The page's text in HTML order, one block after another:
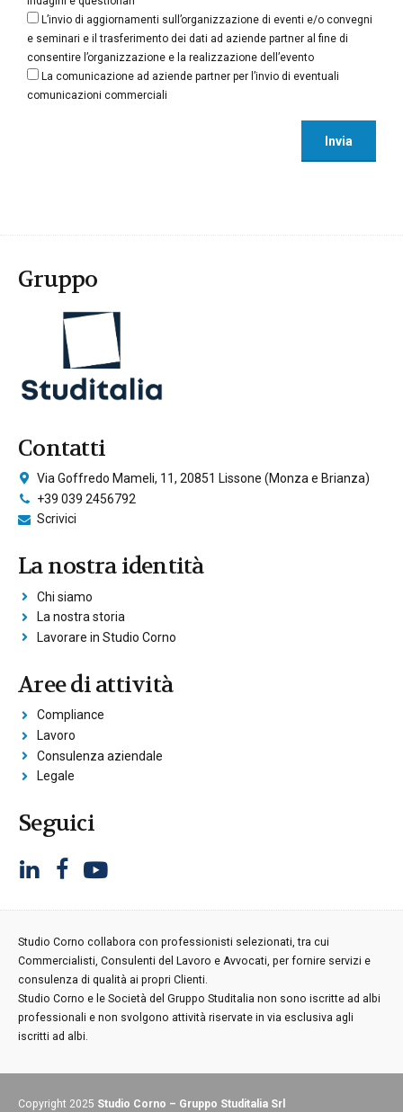
L’invio di aggiornamenti sull’organizzazione di eventi e/o convegni
e seminari e il trasferimento dei dati ad aziende partner al fine di
consentire l’organizzazione e la realizzazione dell’evento
La comunicazione ad aziende partner per l’invio di eventuali
comunicazioni commerciali
Gruppo
Contatti
Via Goffredo Mameli, 11, 20851 Lissone (Monza e Brianza)
+39 039 2456792
Scrivici
La nostra identità
Chi siamo
La nostra storia
Lavorare in Studio Corno
Aree di attività
Compliance
Lavoro
Consulenza aziendale
Legale
Seguici
Studio Corno collabora con professionisti selezionati, tra cui
Commercialisti, Consulenti del Lavoro e Avvocati, per fornire servizi e
consulenza di qualità ai propri Clienti.
Studio Corno e le Società del Gruppo Studitalia non sono iscritte ad albi
professionali e non svolgono attività riservate in via esclusiva agli
iscritti ad albi.
Copyright 2025 Studio Corno – Gruppo Studitalia Srl